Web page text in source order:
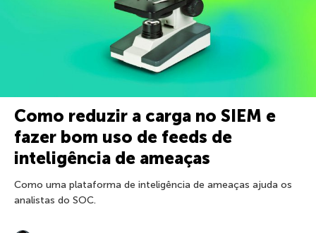
Como reduzir a carga no SIEM e
fazer bom uso de feeds de
inteligência de ameaças
Como uma plataforma de inteligência de ameaças ajuda os
analistas do SOC.